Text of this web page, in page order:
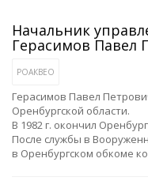
Начальник
Герасимов Павел
РОАКВЕО
Герасимов Павел
Оренбургской области.
В 1982 г. окончил
После службы в
в Оренбургском обкоме